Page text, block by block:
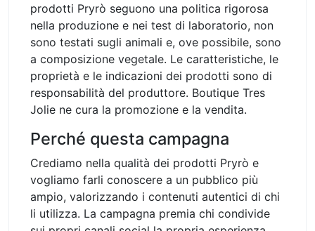
prodotti Pryrò seguono una politica rigorosa
nella produzione e nei test di laboratorio, non
sono testati sugli animali e, ove possibile, sono
a composizione vegetale. Le caratteristiche, le
proprietà e le indicazioni dei prodotti sono di
responsabilità del produttore. Boutique Tres
Jolie ne cura la promozione e la vendita.
Perché questa campagna
Crediamo nella qualità dei prodotti Pryrò e
vogliamo farli conoscere a un pubblico più
ampio, valorizzando i contenuti autentici di chi
li utilizza. La campagna premia chi condivide